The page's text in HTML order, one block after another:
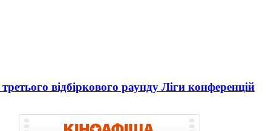
відбіркового раунду Ліги конференцій